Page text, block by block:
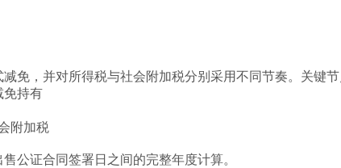
免，并对所得税与社会附加税分别采用不同节奏。关键
免持有
附加税
公证合同签署日之间的完整年度计算。